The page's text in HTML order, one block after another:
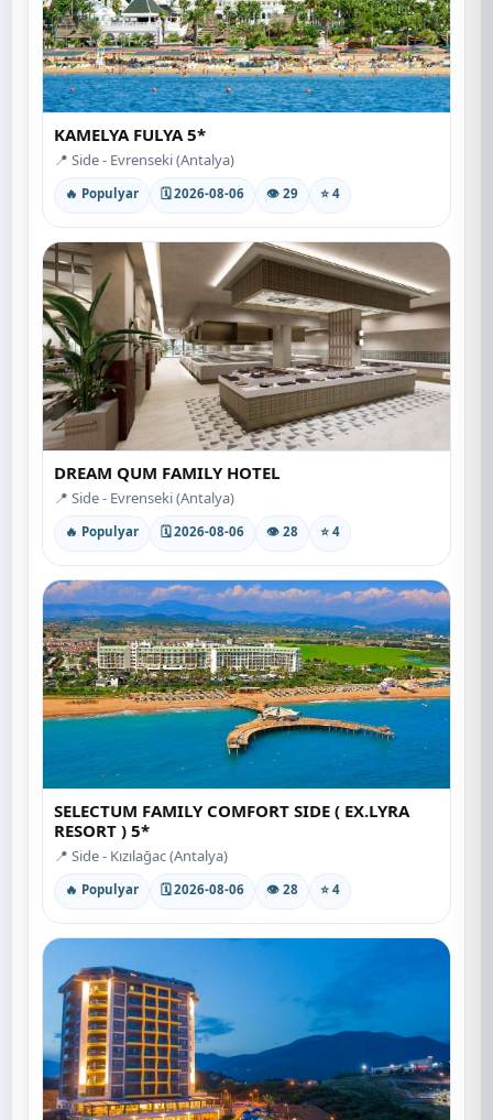
KAMELYA FULYA 5*
📍 Side - Evrenseki (Antalya)
🔥 Populyar 🗓 2026-08-06 👁 29 ⭐ 4
DREAM QUM FAMILY HOTEL
📍 Side - Evrenseki (Antalya)
🔥 Populyar 🗓 2026-08-06 👁 28 ⭐ 4
SELECTUM FAMILY COMFORT SIDE ( EX.LYRA
RESORT ) 5*
📍 Side - Kızılağac (Antalya)
🔥 Populyar 🗓 2026-08-06 👁 28 ⭐ 4